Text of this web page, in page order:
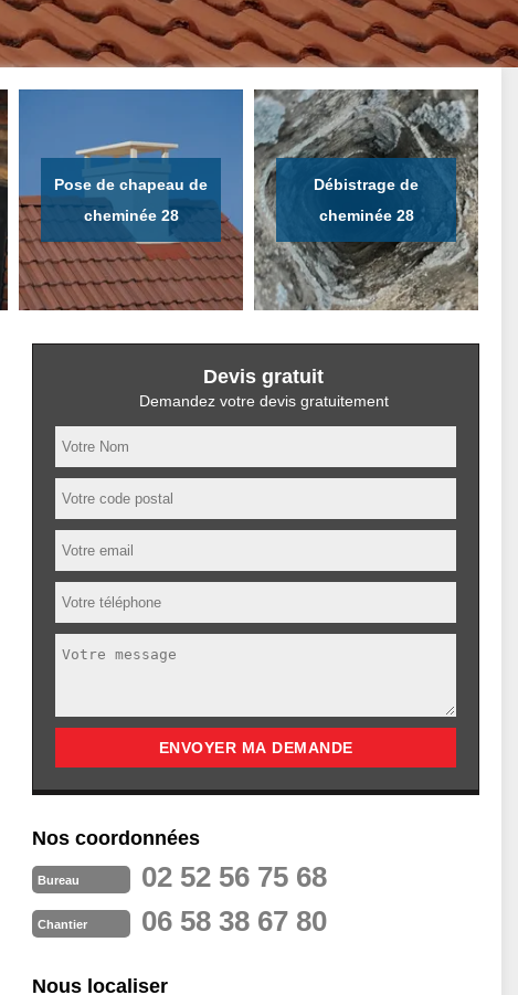
Pose de chapeau de
cheminée 28
Débistrage de
cheminée 28
Devis gratuit
Demandez votre devis gratuitement
Nos coordonnées
Bureau 02 52 56 75 68
Chantier 06 58 38 67 80
Nous localiser